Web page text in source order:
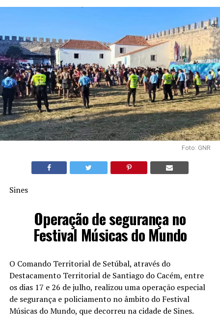
Foto: GNR
Sines
Operação de segurança no
Festival Músicas do Mundo
O Comando Territorial de Setúbal, através do
Destacamento Territorial de Santiago do Cacém, entre
os dias 17 e 26 de julho, realizou uma operação especial
de segurança e policiamento no âmbito do Festival
Músicas do Mundo, que decorreu na cidade de Sines.